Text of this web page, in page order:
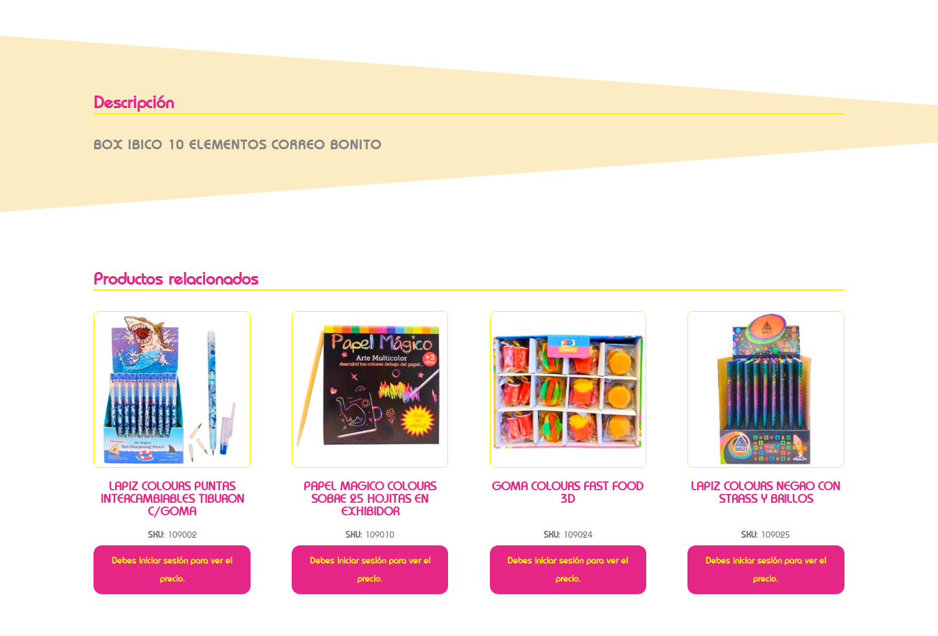
Descripción
BOX IBICO 10 ELEMENTOS CORREO BONITO
Productos relacionados
LAPIZ COLOURS PUNTAS
INTERCAMBIABLES TIBURON
C/GOMA
SKU: 109002
Debes iniciar sesión para ver el
precio.
PAPEL MAGICO COLOURS
SOBRE 25 HOJITAS EN
EXHIBIDOR
SKU: 109010
Debes iniciar sesión para ver el
precio.
GOMA COLOURS FAST FOOD
3D
SKU: 109024
Debes iniciar sesión para ver el
precio.
LAPIZ COLOURS NEGRO CON
STRASS Y BRILLOS
SKU: 109025
Debes iniciar sesión para ver el
precio.